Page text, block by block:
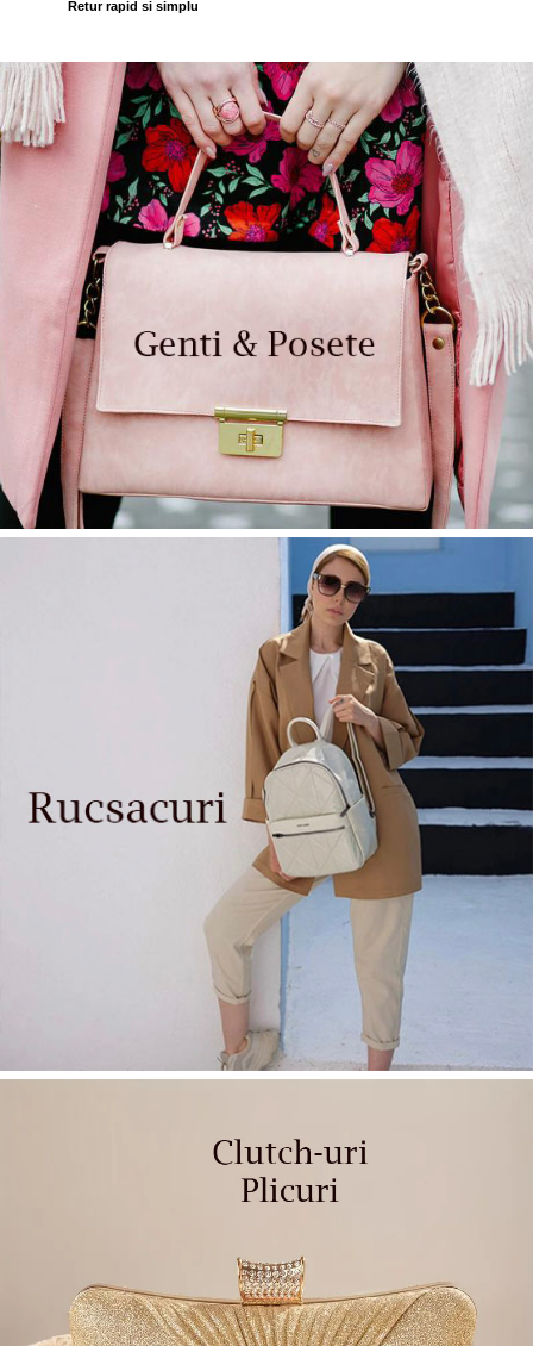
Incaltamine primavara-vara piele
Camasi si topuri
Blugi si pantaloni
Fuste
Pulovere si cardigane
Rochii
Incaltaminte toamna-iarna piele
Retur rapid si simplu